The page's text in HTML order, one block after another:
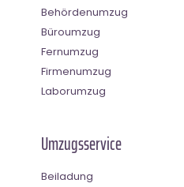
Behördenumzug
Büroumzug
Fernumzug
Firmenumzug
Laborumzug
Umzugsservice
Beiladung